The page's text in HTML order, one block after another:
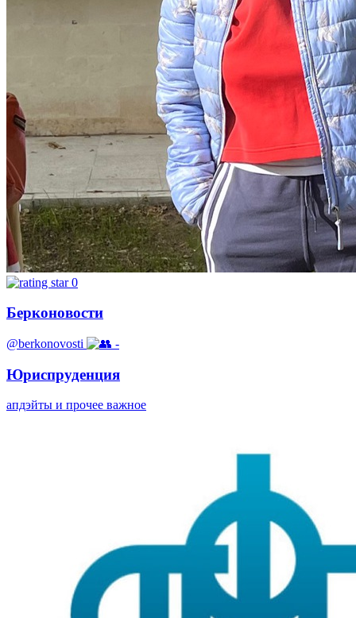
0
Берконовости
@berkonovosti -
Юриспруденция
апдэйты и прочее важное